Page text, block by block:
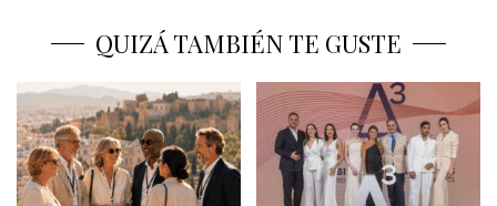
QUIZÁ TAMBIÉN TE GUSTE